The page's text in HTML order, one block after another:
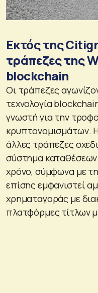
Εκτός της
τράπεζες της
blockchain
Οι τράπεζες
τεχνολογία
γνωστή για την
κρυπτονομισμάτων.
άλλες τράπεζες
σύστημα καταθέσεων
χρόνο, σύμφωνα με
επίσης εμφανιστεί
χρηματαγοράς με
πλατφόρμες τίτλων